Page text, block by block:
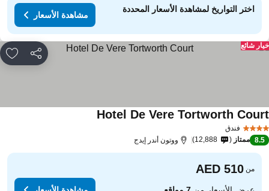
اختر التواريخ لمشاهدة الأسعار المحددة
مشاهدة الأسعار
مشاركة
شائع
فندق
Hotel De Vere Tortworth
8.5 ممتاز 12,888 ووتون أندر إيدج
من